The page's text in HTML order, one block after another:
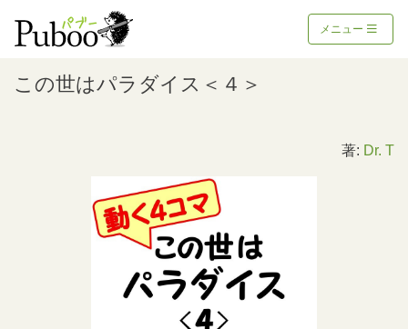
メニュー
この世はパラダイス＜４＞
著: Dr. T